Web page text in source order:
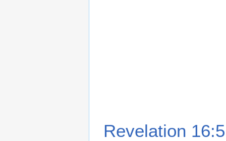
Revelation